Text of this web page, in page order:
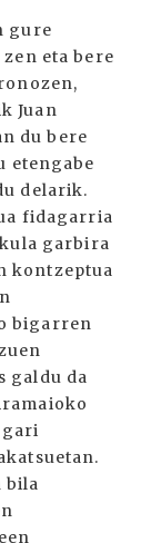
gure
eta bere
Juan
du bere
etengabe
delarik.
fidagarria
garbira
kontzeptua
bigarren
galdu da
bila